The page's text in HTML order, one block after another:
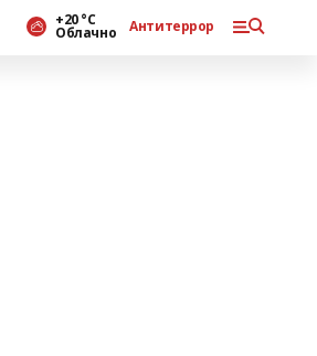
+20 °С
Облачно Антитеррор